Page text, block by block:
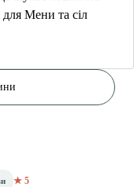
для Мени та сіл
★ 5